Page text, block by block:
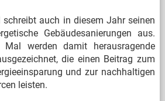
schreibt auch in diesem Jahr seinen
Gebäudesanierungen aus.
werden damit herausragende
die einen Beitrag zum
und zur nachhaltigen
leisten.